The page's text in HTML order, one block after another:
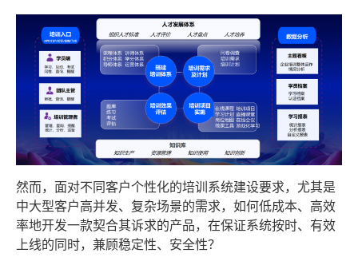
然而，面对不同客户个性化的培训系统建设要求，尤其是
中大型客户高并发、复杂场景的需求，如何低成本、高效
率地开发一款契合其诉求的产品，在保证系统按时、有效
上线的同时，兼顾稳定性、安全性？